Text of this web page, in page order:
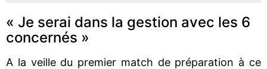
« Je serai dans la gestion avec les 6
concernés »
A la veille du premier match de préparation à ce